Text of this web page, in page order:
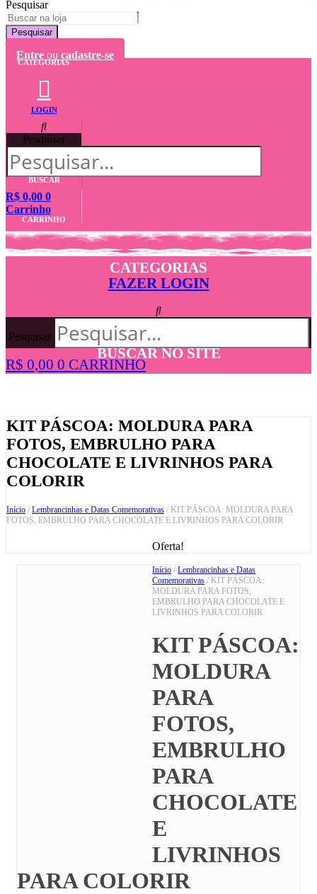
Pesquisar
Pesquisar
Entre ou cadastre-se
CATEGORIAS
LOGIN
Pesquisar
BUSCAR
R$ 0,00 0
Carrinho
CARRINHO
CATEGORIAS
FAZER LOGIN
Pesquisar
BUSCAR NO SITE
R$ 0,00 0 CARRINHO
KIT PÁSCOA: MOLDURA PARA
FOTOS, EMBRULHO PARA
CHOCOLATE E LIVRINHOS PARA
COLORIR
Início / Lembrancinhas e Datas Comemorativas / KIT PÁSCOA: MOLDURA PARA
FOTOS, EMBRULHO PARA CHOCOLATE E LIVRINHOS PARA COLORIR
Oferta!
Início /Lembrancinhas e Datas
Comemorativas / KIT PÁSCOA:
MOLDURA PARA FOTOS,
EMBRULHO PARA CHOCOLATE E
LIVRINHOS PARA COLORIR
KIT PÁSCOA:
MOLDURA
PARA
FOTOS,
EMBRULHO
PARA
CHOCOLATE
E
LIVRINHOS
PARA COLORIR